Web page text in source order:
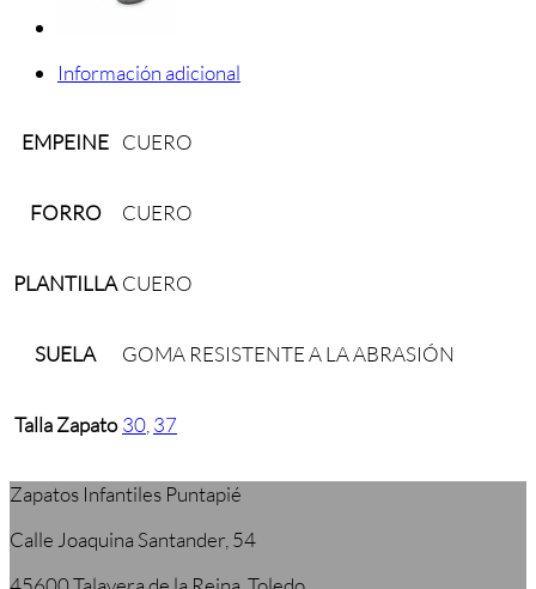
Información adicional
EMPEINE CUERO
FORRO CUERO
PLANTILLA CUERO
SUELA GOMA RESISTENTE A LA ABRASIÓN
Talla Zapato 30 37
Zapatos Infantiles Puntapié
Calle Joaquina Santander, 54